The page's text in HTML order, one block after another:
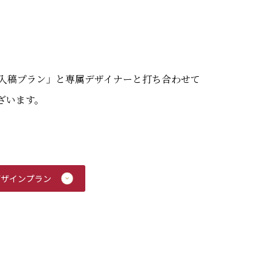
プラン」と専属デザイナーと打ち合わせて
ます。
インプラン